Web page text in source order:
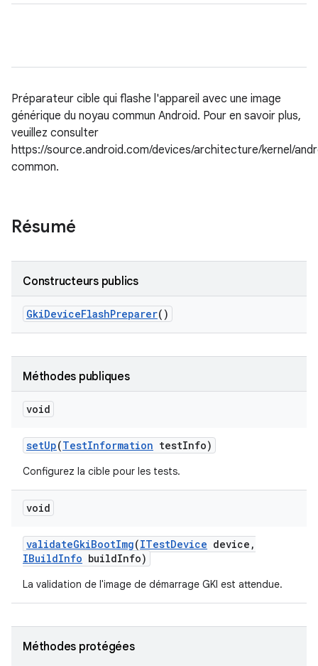
Préparateur cible qui flashe l'appareil avec une image
générique du noyau commun Android. Pour en savoir plus,
veuillez consulter
https://source.android.com/devices/architecture/kernel/
common.
Résumé
Constructeurs publics
GkiDeviceFlashPreparer()
Méthodes publiques
void
setUp(TestInformation testInfo)
Configurez la cible pour les tests.
void
validateGkiBootImg(ITestDevice device ,
IBuildInfo buildInfo)
La validation de l'image de démarrage GKI est attendue.
Méthodes protégées